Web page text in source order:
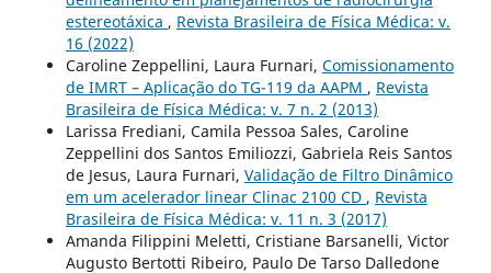
estereotáxica , Revista Brasileira de Física Médica: v.
16 (2022)
Caroline Zeppellini, Laura Furnari, Comissionamento
de IMRT – Aplicação do TG-119 da AAPM , Revista
Brasileira de Física Médica: v. 7 n. 2 (2013)
Larissa Frediani, Camila Pessoa Sales, Caroline
Zeppellini dos Santos Emiliozzi, Gabriela Reis Santos
de Jesus, Laura Furnari, Validação de Filtro Dinâmico
em um acelerador linear Clinac 2100 CD , Revista
Brasileira de Física Médica: v. 11 n. 3 (2017)
Amanda Filippini Meletti, Cristiane Barsanelli, Victor
Augusto Bertotti Ribeiro, Paulo De Tarso Dalledone